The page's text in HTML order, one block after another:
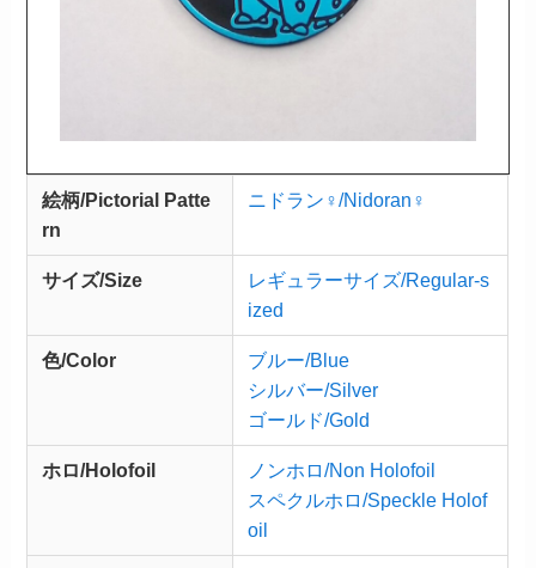
絵柄/Pictorial Patte
rn
ニドラン♀/Nidoran♀
サイズ/Size
レギュラーサイズ/Regular-s
ized
色/Color
ブルー/Blue
シルバー/Silver
ゴールド/Gold
ホロ/Holofoil
ノンホロ/Non Holofoil
スペクルホロ/Speckle Holof
oil